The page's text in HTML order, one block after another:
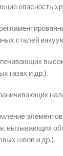
опасность
сталей
газах и др.).
вызывающих
швов и др.).